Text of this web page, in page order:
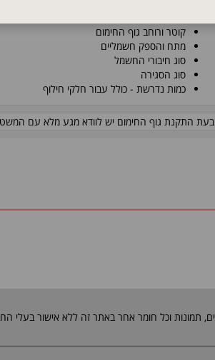
קוטר ורוחב גוף החימום
מתח והספק חשמליים
סוג חיבורי החשמל
סוג הסגירה
כמות נדרשת - כולל עבור חלקי חילוף
בעת התקנת גוף החימום יש לוודא מגע מלא עם